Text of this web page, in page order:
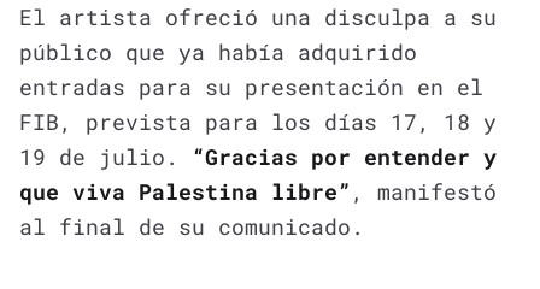
El artista ofreció una disculpa a su
público que ya había adquirido
entradas para su presentación en el
FIB, prevista para los días 17, 18 y
19 de julio. “Gracias por entender y
que viva Palestina libre” , manifestó
al final de su comunicado.